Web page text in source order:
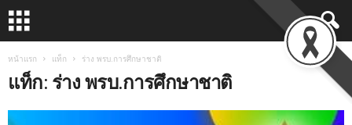
หน้าแรก แท็ก ร่าง พรบ.การศึกษาชาติ
แท็ก: ร่าง พรบ.การศึกษาชาติ